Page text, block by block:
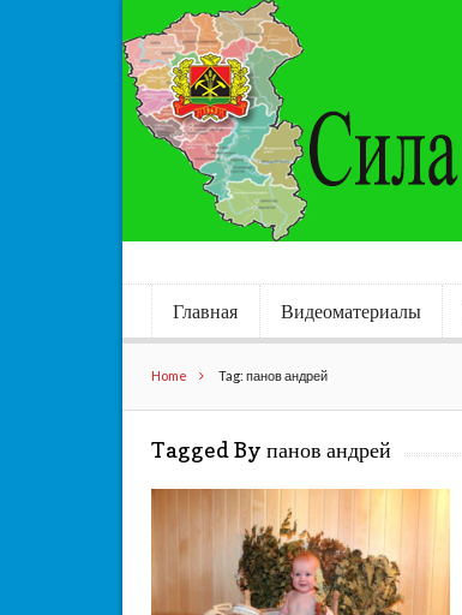
Главная Видеоматериалы
Home Tag: панов андрей
Tagged By панов андрей